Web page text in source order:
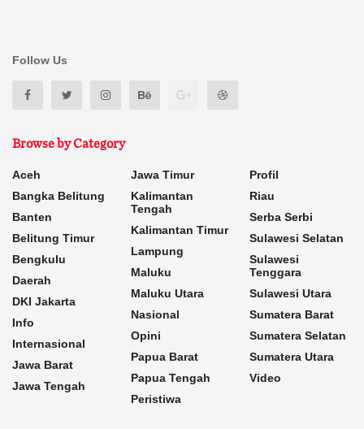
Follow Us
Browse by Category
Aceh
Bangka Belitung
Banten
Belitung Timur
Bengkulu
Daerah
DKI Jakarta
Info
Internasional
Jawa Barat
Jawa Tengah
Jawa Timur
Kalimantan
Tengah
Kalimantan Timur
Lampung
Maluku
Maluku Utara
Nasional
Opini
Papua Barat
Papua Tengah
Peristiwa
Profil
Riau
Serba Serbi
Sulawesi Selatan
Sulawesi
Tenggara
Sulawesi Utara
Sumatera Barat
Sumatera Selatan
Sumatera Utara
Video